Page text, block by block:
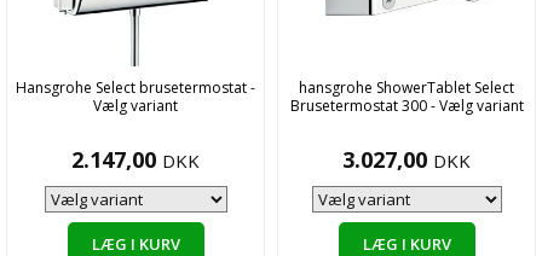
Hansgrohe Select brusetermostat -
Vælg variant
2.147,00 DKK
LÆG I KURV
hansgrohe ShowerTablet Select
Brusetermostat 300 - Vælg variant
3.027,00 DKK
LÆG I KURV